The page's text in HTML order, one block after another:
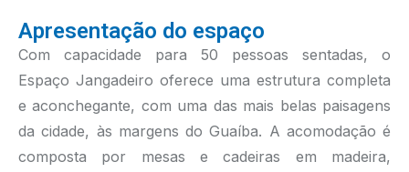
Apresentação do espaço
Com capacidade para 50 pessoas sentadas, o
Espaço Jangadeiro oferece uma estrutura completa
e aconchegante, com uma das mais belas paisagens
da cidade, às margens do Guaíba. A acomodação é
composta por mesas e cadeiras em madeira,